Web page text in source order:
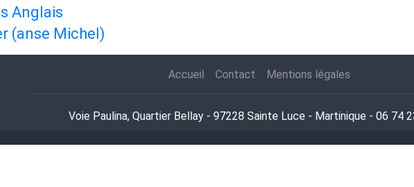
Anglais
(anse Michel)
Accueil Contact Mentions légales
Voie Paulina, Quartier Bellay - 97228 Sainte Luce - Martinique - 06 74